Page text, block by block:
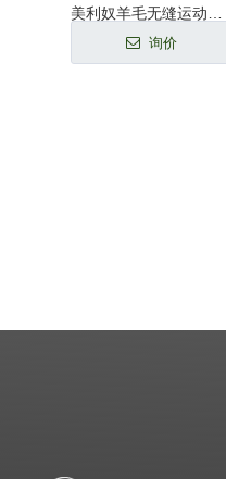
询价